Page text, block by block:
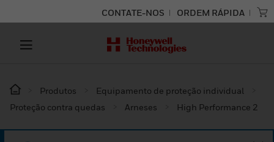
CONTATE-NOS ORDEM RÁPIDA
Produtos
Equipamento de proteção individual
Proteção contra quedas
Arneses High Performance 2